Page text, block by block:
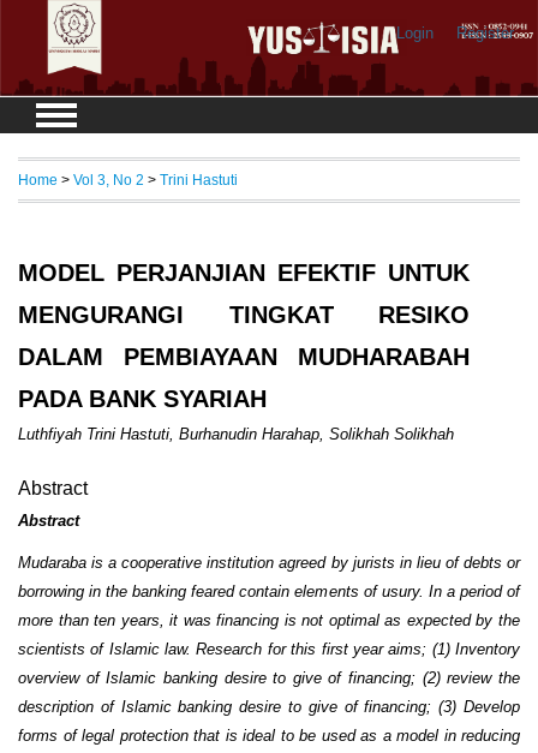
Login Register
Home > Vol 3, No 2 > Trini Hastuti
MODEL PERJANJIAN EFEKTIF UNTUK
MENGURANGI TINGKAT RESIKO
DALAM PEMBIAYAAN MUDHARABAH
PADA BANK SYARIAH
Luthfiyah Trini Hastuti, Burhanudin Harahap, Solikhah Solikhah
Abstract
Abstract
Mudaraba is a cooperative institution agreed by jurists in lieu of debts or
borrowing in the banking feared contain elements of usury. In a period of
more than ten years, it was financing is not optimal as expected by the
scientists of Islamic law. Research for this first year aims; (1) Inventory
overview of Islamic banking desire to give of financing; (2) review the
description of Islamic banking desire to give of financing; (3) Develop
forms of legal protection that is ideal to be used as a model in reducing